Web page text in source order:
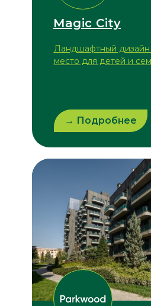
→ Подробнее
Magic City
Ландшафтный
место для детей и